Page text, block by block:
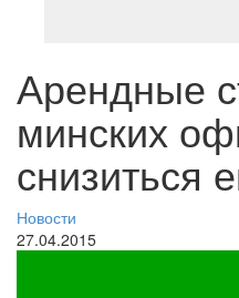
Арендные
минских
снизиться
Новости
27.04.2015